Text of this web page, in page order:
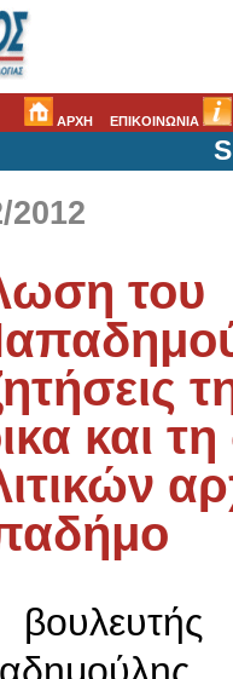
ΑΡΧΗ ΕΠΙΚΟΙΝΩΝΙΑ
2012
του
και